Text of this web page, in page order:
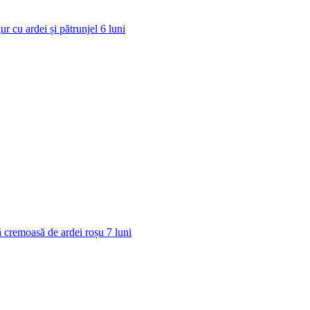
cu ardei și pătrunjel 6 luni
cremoasă de ardei roșu 7 luni